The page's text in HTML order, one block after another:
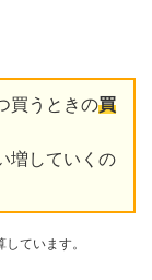
買うときの買
増していくの
ています。